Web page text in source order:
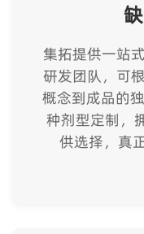
集拓提供一站
研发团队，可
概念到成品的
种剂型定制，
供选择，真